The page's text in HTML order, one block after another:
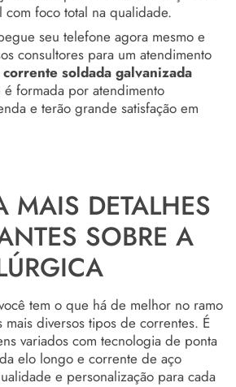
foco total na qualidade.
seu telefone agora mesmo e
consultores para um atendimento
corrente soldada galvanizada
formada por atendimento
e terão grande satisfação em
MAIS DETALHES
SOBRE A
tem o que há de melhor no ramo
diversos tipos de correntes. É
variados com tecnologia de ponta
elo longo e corrente de aço
e personalização para cada